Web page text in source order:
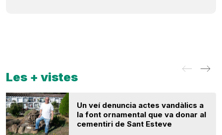
Les + vistes
Un veí denuncia actes vandàlics a
la font ornamental que va donar al
cementiri de Sant Esteve